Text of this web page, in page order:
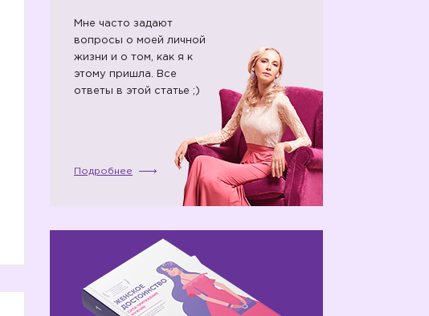
Мне часто задают
вопросы о моей личной
жизни и о том, как я к
этому пришла. Все
ответы в этой статье ;)
Подробнее